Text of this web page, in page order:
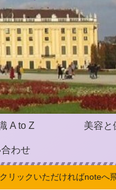
A to Z 美容と
わせ
リックいただければnoteへ